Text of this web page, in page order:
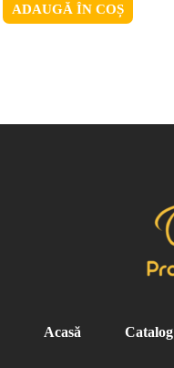
ADAUGĂ ÎN COȘ
Acasă Catalog